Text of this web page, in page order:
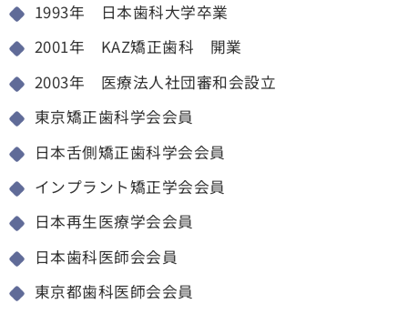
1993年 日本歯科大学卒業
2001年 KAZ矯正歯科 開業
2003年 医療法人社団審和会設立
東京矯正歯科学会会員
日本舌側矯正歯科学会会員
インプラント矯正学会会員
日本再生医療学会会員
日本歯科医師会会員
東京都歯科医師会会員